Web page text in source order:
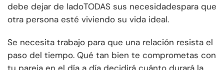
debe dejar de ladoTODAS sus necesidadespara que
otra persona esté viviendo su vida ideal.
Se necesita trabajo para que una relación resista el
paso del tiempo. Qué tan bien te comprometas con